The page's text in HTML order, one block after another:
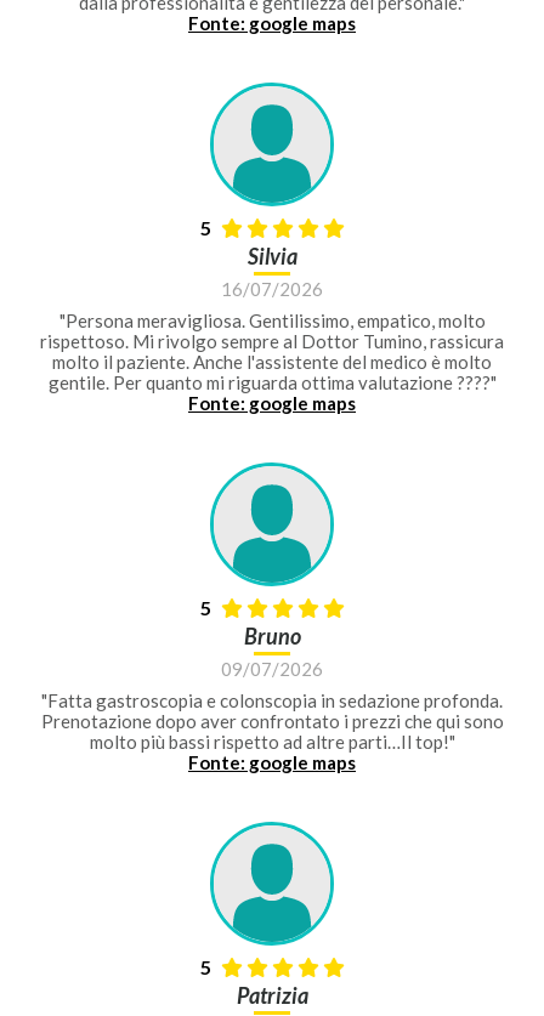
Fonte: google maps
5
Silvia
16/07/2026
"Persona meravigliosa. Gentilissimo, empatico, molto
rispettoso. Mi rivolgo sempre al Dottor Tumino, rassicura
molto il paziente. Anche l'assistente del medico è molto
gentile. Per quanto mi riguarda ottima valutazione ????"
Fonte: google maps
5
Bruno
09/07/2026
"Fatta gastroscopia e colonscopia in sedazione profonda.
Prenotazione dopo aver confrontato i prezzi che qui sono
molto più bassi rispetto ad altre parti…Il top!"
Fonte: google maps
5
Patrizia